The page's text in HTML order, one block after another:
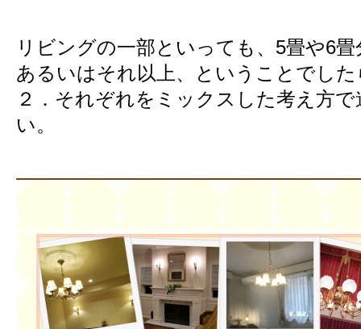
リビングの一部といっても、5畳や6
あるいはそれ以上、ということでし
２．それぞれをミックスした考え方
い。